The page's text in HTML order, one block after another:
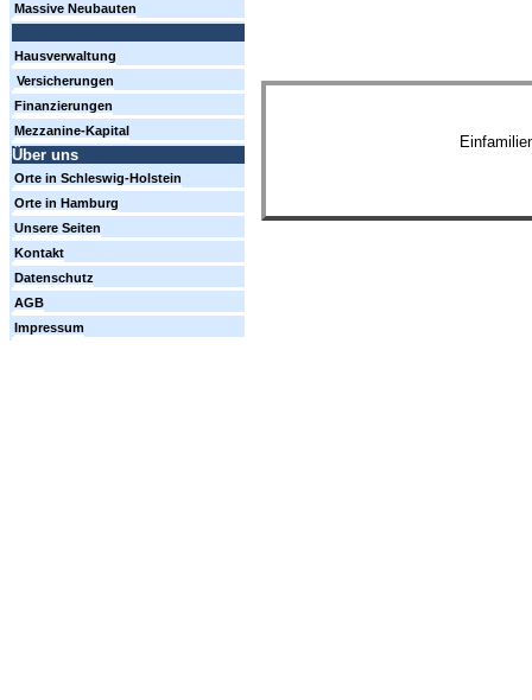
Massive Neubauten
Hausverwaltung
Versicherungen
Finanzierungen
Mezzanine-Kapital
Über uns
Orte in Schleswig-Holstein
Orte in Hamburg
Unsere Seiten
Kontakt
Datenschutz
AGB
Impressum